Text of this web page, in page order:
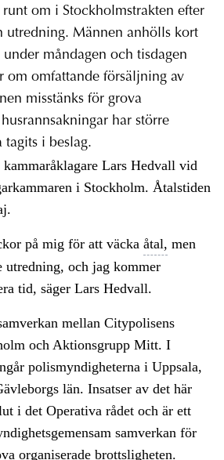
om i Stockholmstrakten efter
utredning. Männen anhölls kort
måndagen och tisdagen
om omfattande försäljning av
misstänks för grova
har större
tagits i beslag.
Lars Hedvall vid
i Stockholm. Åtalstiden
på mig för att väcka åtal, men
utredning, och jag kommer
tid, säger Lars Hedvall.
mellan Citypolisens
och Aktionsgrupp Mitt. I
polismyndigheterna i Uppsala,
län. Insatser av det här
i det Operativa rådet och är ett
samverkan för
organiserade brottsligheten.